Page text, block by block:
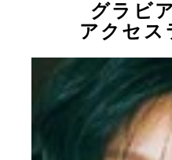
グラビ
アクセス